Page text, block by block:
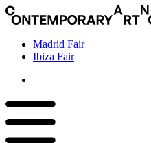
Madrid Fair
Ibiza Fair